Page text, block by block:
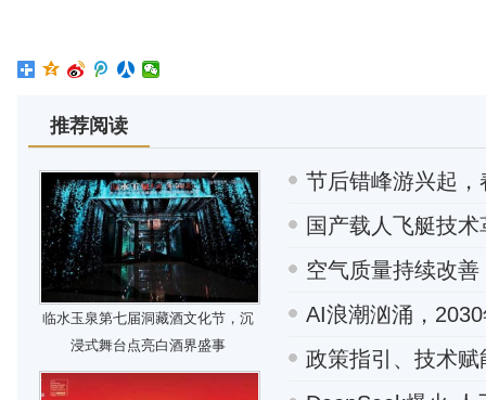
推荐阅读
临水玉泉第七届洞藏酒文化节，沉
浸式舞台点亮白酒界盛事
节后错峰游兴起
国产载人飞艇技
空气质量持续改
AI浪潮汹涌，
政策指引、技术